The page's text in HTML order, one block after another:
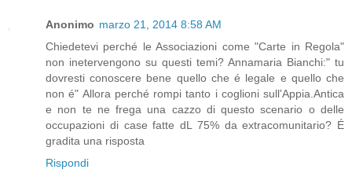
Anonimo marzo 21, 2014 8:58 AM
Chiedetevi perché le Associazioni come "Carte in Regola"
non inetervengono su questi temi? Annamaria Bianchi:" tu
dovresti conoscere bene quello che é legale e quello che
non é" Allora perché rompi tanto i coglioni sull'Appia.Antica
e non te ne frega una cazzo di questo scenario o delle
occupazioni di case fatte dL 75% da extracomunitario? É
gradita una risposta
Rispondi